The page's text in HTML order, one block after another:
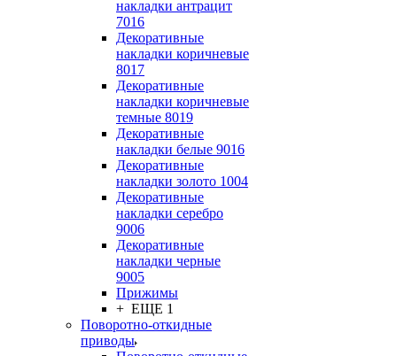
накладки антрацит
7016
Декоративные
накладки коричневые
8017
Декоративные
накладки коричневые
темные 8019
Декоративные
накладки белые 9016
Декоративные
накладки золото 1004
Декоративные
накладки серебро
9006
Декоративные
накладки черные
9005
Прижимы
+ ЕЩЕ 1
Поворотно-откидные
приводы